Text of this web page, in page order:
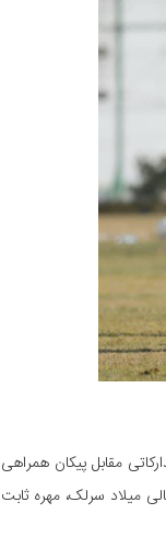
مقابل پیکان همراهی
میلاد سرلک، مهره ثابت